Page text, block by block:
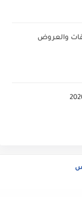
والعروض